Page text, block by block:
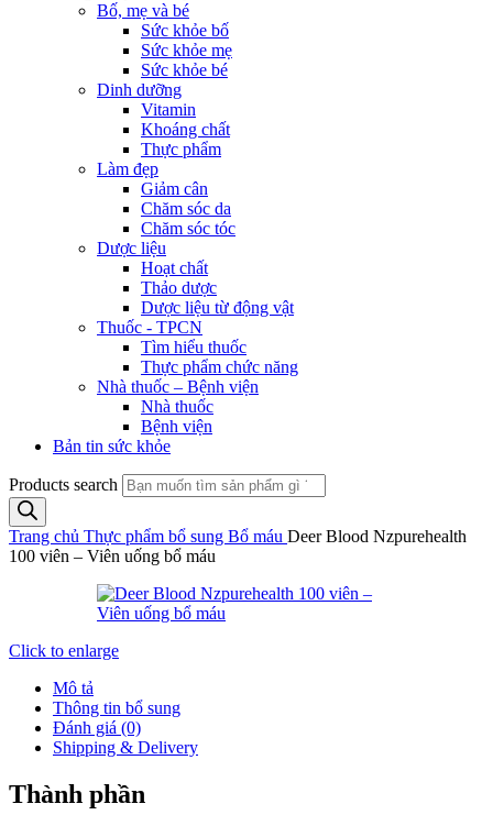
Bố, mẹ và bé
Sức khỏe bố
Sức khỏe mẹ
Sức khỏe bé
Dinh dưỡng
Vitamin
Khoáng chất
Thực phẩm
Làm đẹp
Giảm cân
Chăm sóc da
Chăm sóc tóc
Dược liệu
Hoạt chất
Thảo dược
Dược liệu từ động vật
Thuốc - TPCN
Tìm hiểu thuốc
Thực phẩm chức năng
Nhà thuốc – Bệnh viện
Nhà thuốc
Bệnh viện
Bản tin sức khỏe
Products search
Trang chủ Thực phẩm bổ sung Bổ máu Deer Blood Nzpurehealth
100 viên – Viên uống bổ máu
Click to enlarge
Mô tả
Thông tin bổ sung
Đánh giá (0)
Shipping & Delivery
Thành phần